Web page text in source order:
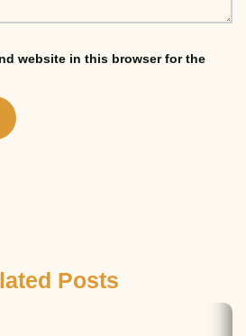
website in this browser for the
Posts